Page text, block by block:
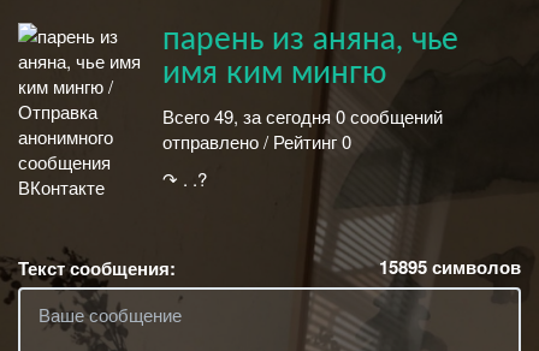
парень из аняна, чье
имя ким мингю
Всего 49, за сегодня 0 сообщений
отправлено / Рейтинг 0
↷ . .?
Текст сообщения: 15895символов